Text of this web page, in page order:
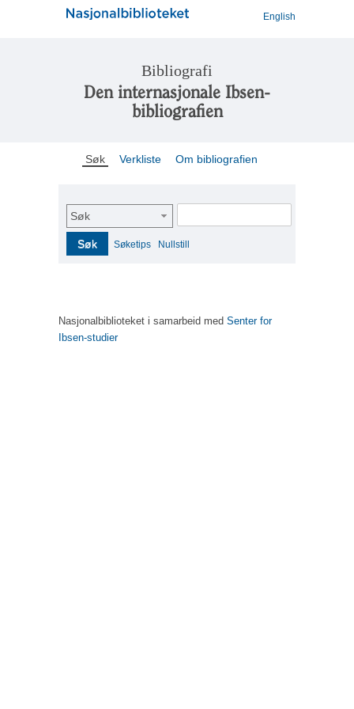
English
Bibliografi
Den internasjonale Ibsen-
bibliografien
Søk Verkliste Om bibliografien
Søk
Søk Søketips Nullstill
Nasjonalbiblioteket i samarbeid med Senter for
Ibsen-studier